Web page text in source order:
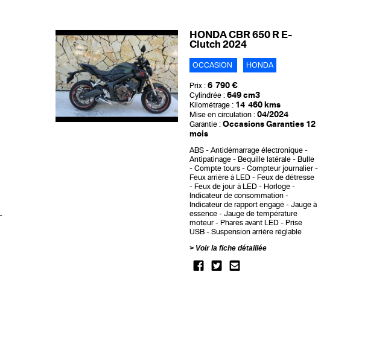
HONDA CBR 650 R E-
Clutch 2024
OCCASION HONDA
Prix : 6 790 €
Cylindrée : 649 cm3
Kilométrage : 14 460 kms
Mise en circulation : 04/2024
Garantie : Occasions Garanties 12
mois
ABS
Antidémarrage électronique
Antipatinage
Bequille latérale
Bulle
Compte tours
Compteur journalier
Feux arrière à LED
Feux de détresse
Feux de jour à LED
Horloge
Indicateur de consommation
Indicateur de rapport engagé
Jauge à
essence
Jauge de température
moteur
Phares avant LED
Prise
USB
Suspension arrière réglable
Voir la fiche détaillée